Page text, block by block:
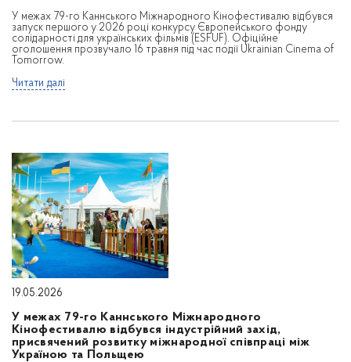
У межах 79-го Каннського Міжнародного Кінофестивалю відбувся
запуск першого у 2026 році конкурсу Європейського фонду
солідарності для українських фільмів (ESFUF). Офіційне
оголошення прозвучало 16 травня під час події Ukrainian Cinema of
Tomorrow.
Читати далі
19.05.2026
У межах 79-го Каннського Міжнародного
Кінофестивалю відбувся індустрійний захід,
присвячений розвитку міжнародної співпраці між
Україною та Польщею